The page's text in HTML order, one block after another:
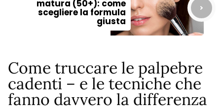
matura (50+): come
scegliere la formula
giusta
Come truccare le palpebre
cadenti – e le tecniche che
fanno davvero la differenza